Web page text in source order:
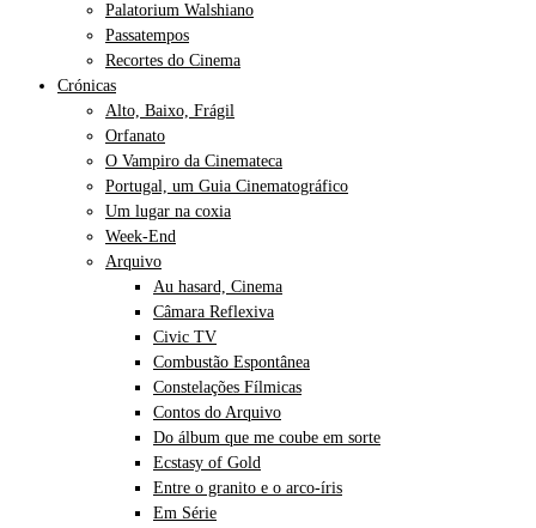
Palatorium Walshiano
Passatempos
Recortes do Cinema
Crónicas
Alto, Baixo, Frágil
Orfanato
O Vampiro da Cinemateca
Portugal, um Guia Cinematográfico
Um lugar na coxia
Week-End
Arquivo
Au hasard, Cinema
Câmara Reflexiva
Civic TV
Combustão Espontânea
Constelações Fílmicas
Contos do Arquivo
Do álbum que me coube em sorte
Ecstasy of Gold
Entre o granito e o arco-íris
Em Série